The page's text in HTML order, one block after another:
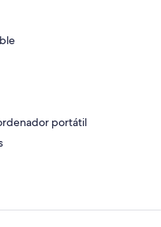
portátil